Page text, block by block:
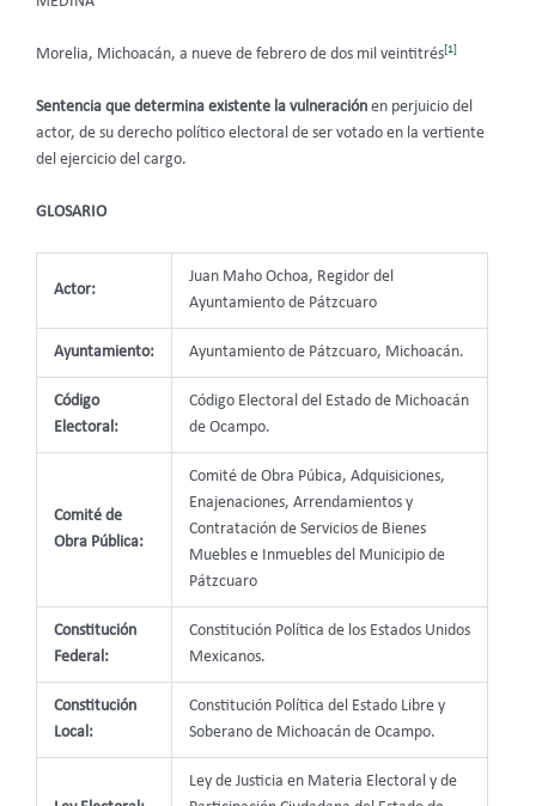
Morelia, Michoacán, a nueve de febrero de dos mil veintitrés[1]
Sentencia que determina existente la vulneración en perjuicio del
actor, de su derecho político electoral de ser votado en la vertiente
del ejercicio del cargo.
GLOSARIO
Actor:
Juan Maho Ochoa, Regidor del
Ayuntamiento de Pátzcuaro
Ayuntamiento: Ayuntamiento de Pátzcuaro, Michoacán.
Código
Electoral:
Código Electoral del Estado de Michoacán
de Ocampo.
Comité de
Obra Pública:
Comité de Obra Púbica, Adquisiciones,
Enajenaciones, Arrendamientos y
Contratación de Servicios de Bienes
Muebles e Inmuebles del Municipio de
Pátzcuaro
Constitución
Federal:
Constitución Política de los Estados Unidos
Mexicanos.
Constitución
Local:
Constitución Política del Estado Libre y
Soberano de Michoacán de Ocampo.
Ley de Justicia en Materia Electoral y de